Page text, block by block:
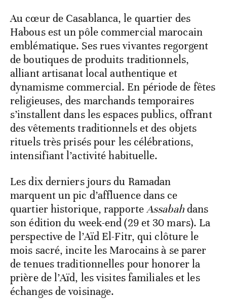
Au cœur de Casablanca, le quartier des
Habous est un pôle commercial marocain
emblématique. Ses rues vivantes regorgent
de boutiques de produits traditionnels,
alliant artisanat local authentique et
dynamisme commercial. En période de fêtes
religieuses, des marchands temporaires
s’installent dans les espaces publics, offrant
des vêtements traditionnels et des objets
rituels très prisés pour les célébrations,
intensifiant l’activité habituelle.
Les dix derniers jours du Ramadan
marquent un pic d’affluence dans ce
quartier historique, rapporteAssabahdans
son édition du week-end (29 et 30 mars). La
perspective de l’Aïd El-Fitr, qui clôture le
mois sacré, incite les Marocains à se parer
de tenues traditionnelles pour honorer la
prière de l’Aïd, les visites familiales et les
échanges de voisinage.